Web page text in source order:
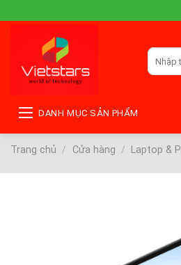
to
Tìm
kiếm:
DANH MỤC SẢN PHẨM
Trang chủ / Cửa hàng / Laptop &